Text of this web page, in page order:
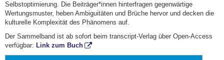
Selbstoptimierung. Die Beiträger*innen hinterfragen gegenwärtige
Wertungsmuster, heben Ambiguitäten und Brüche hervor und decken die
kulturelle Komplexität des Phänomens auf.
Der Sammelband ist ab sofort beim transcript-Verlag über Open-Access
verfügbar: Link zum Buch